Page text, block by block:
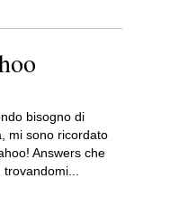
bisogno di
mi sono ricordato
Answers che